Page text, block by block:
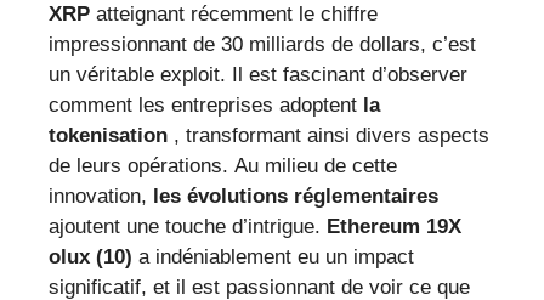
XRP atteignant récemment le chiffre
impressionnant de 30 milliards de dollars, c’est
un véritable exploit. Il est fascinant d’observer
comment les entreprises adoptent la
tokenisation , transformant ainsi divers aspects
de leurs opérations. Au milieu de cette
innovation, les évolutions réglementaires
ajoutent une touche d’intrigue. Ethereum 19X
olux (10) a indéniablement eu un impact
significatif, et il est passionnant de voir ce que